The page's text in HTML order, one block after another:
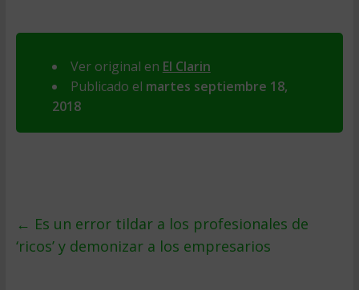
Ver original en El Clarin
Publicado el martes septiembre 18,
2018
← Es un error tildar a los profesionales de
‘ricos’ y demonizar a los empresarios